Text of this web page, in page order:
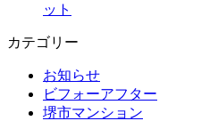
ット
カテゴリー
お知らせ
ビフォーアフター
堺市マンション